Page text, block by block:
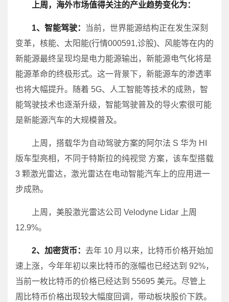
上周，海外市场值得关注的产业趋势变化为：
1、智能驾驶：
当前，世界能源结构正在发生深刻
变革，核能、太阳能(行情000591,诊股)、风能等在内的
新能源最终呈现均是电力能源输出，新能源电气化将是
能源革命的终极形式。这一背景下，新能源车的渗透率
也将大幅提升。随着 5G、人工智能等技术的成熟，智
能驾驶技术也逐渐升级，智能驾驶普及的导火索很可能
是新能源汽车的大规模普及。
上周，搭载华为自动驾驶方案的阿尔法 S 华为 HI
版车型亮相，不同于特斯拉的纯视觉 方案，该车型搭载
3 颗激光雷达，激光雷达在电动智能汽车上的应用进一
步成熟。
上周，美股激光雷达公司 Velodyne Lidar 上周
12.9%。
2、加密货币： 去年 10 月以来，比特币价格开始加
速上涨，今年年初以来比特币的涨幅也已经达到 92%，
当前一枚比特币的价格已经达到 55695 美元。尽管上
周比特币价格出现较大幅度回调，带动板块股价下跌。